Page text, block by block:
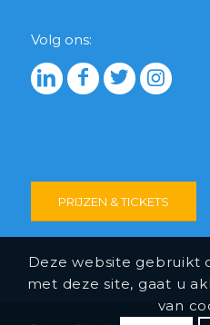
Volg ons:
PRIJZEN & TICKETS
Deze website gebruikt
met deze site, gaat u
van